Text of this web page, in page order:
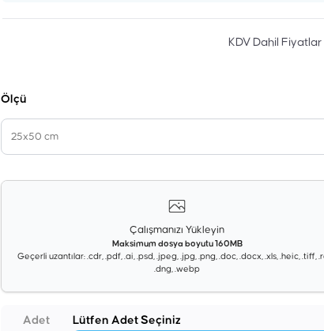
KDV Dahil Fiyatlar
Çalışmanızı Yükleyin
Maksimum dosya boyutu 160MB
Geçerli uzantılar: .cdr, .pdf, .ai, .psd, .jpeg, .jpg, .png, .doc, .docx, .xls, .heic, .tiff,
.dng, .webp
Ölçü
25x50 cm
Adet Lütfen Adet Seçiniz